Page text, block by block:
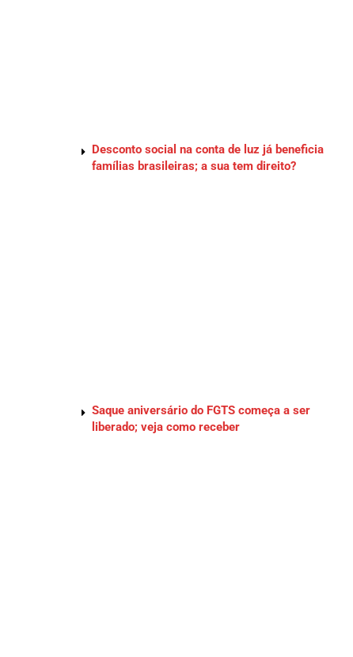
Desconto social na conta de luz já beneficia
famílias brasileiras; a sua tem direito?
Saque aniversário do FGTS começa a ser
liberado; veja como receber